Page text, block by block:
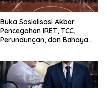
Buka Sosialisasi Akbar
Pencegahan IRET, TCC,
Perundungan, dan Bahaya
bisa jaga diri, 60% masa
depan sudah ada di tangan”